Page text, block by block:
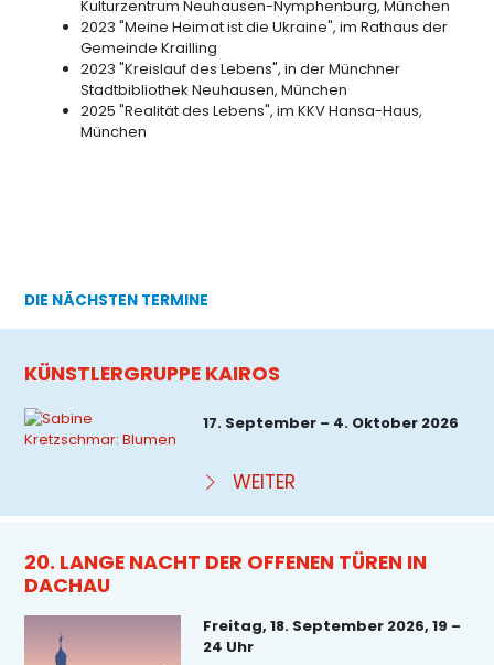
Kulturzentrum Neuhausen-Nymphenburg, München
2023 "Meine Heimat ist die Ukraine", im Rathaus der
Gemeinde Krailling
2023 "Kreislauf des Lebens", in der Münchner
Stadtbibliothek Neuhausen, München
2025 "Realität des Lebens", im KKV Hansa-Haus,
München
DIE NÄCHSTEN TERMINE
KÜNSTLERGRUPPE KAIROS
17. September – 4. Oktober 2026
WEITER
20. LANGE NACHT DER OFFENEN TÜREN IN
DACHAU
Freitag, 18. September 2026, 19 –
24 Uhr